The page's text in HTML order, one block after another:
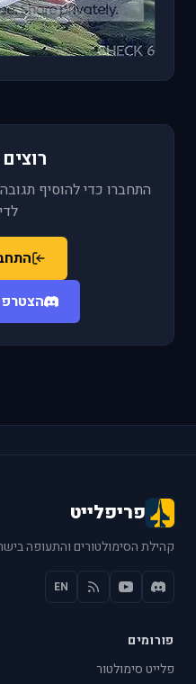
התחברו כדי להוסיף
פריפלייט
קהילת הסימולטורים והתעופה
EN
פורומים
פלייט סימולטור